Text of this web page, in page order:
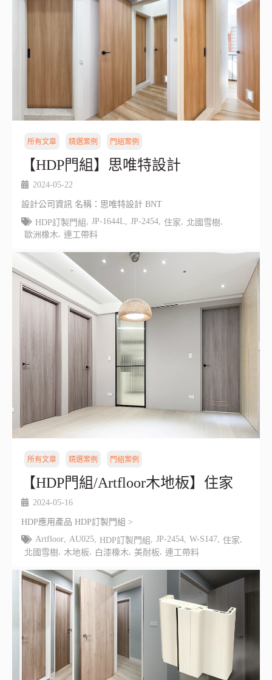
所有文章 精選案例 門組案例
【HDP門組】思唯特設計
2024-05-22
設計公司資訊 名稱：思唯特設計 BNT
HDP訂製門組
JP-1644L JP-2454, 住家 北國雪樹,
歐洲橡木
連工帶料
所有文章 精選案例 門組案例
【HDP門組/Artfloor木地板】住家
2024-05-16
HDP應用產品 HDP訂製門組 >
Artfloor, AU025, HDP訂製門組 JP-2454, W-S147, 住家
北國雪樹
木地板 白漆橡木 美耐板 連工帶料